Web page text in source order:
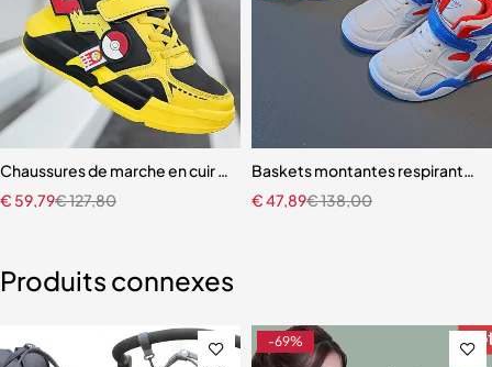
enfants
Chaussures de marche en cuir pour enfants
€127,80
€ 59,79
Baskets montantes respirantes
€138,00
€47,89
Produits connexes
-69%